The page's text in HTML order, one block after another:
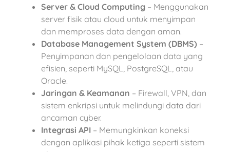
Server & Cloud Computing – Menggunakan
server fisik atau cloud untuk menyimpan
dan memproses data dengan aman.
Database Management System (DBMS) –
Penyimpanan dan pengelolaan data yang
efisien, seperti MySQL, PostgreSQL, atau
Oracle.
Jaringan & Keamanan – Firewall, VPN, dan
sistem enkripsi untuk melindungi data dari
ancaman cyber.
Integrasi API – Memungkinkan koneksi
dengan aplikasi pihak ketiga seperti sistem